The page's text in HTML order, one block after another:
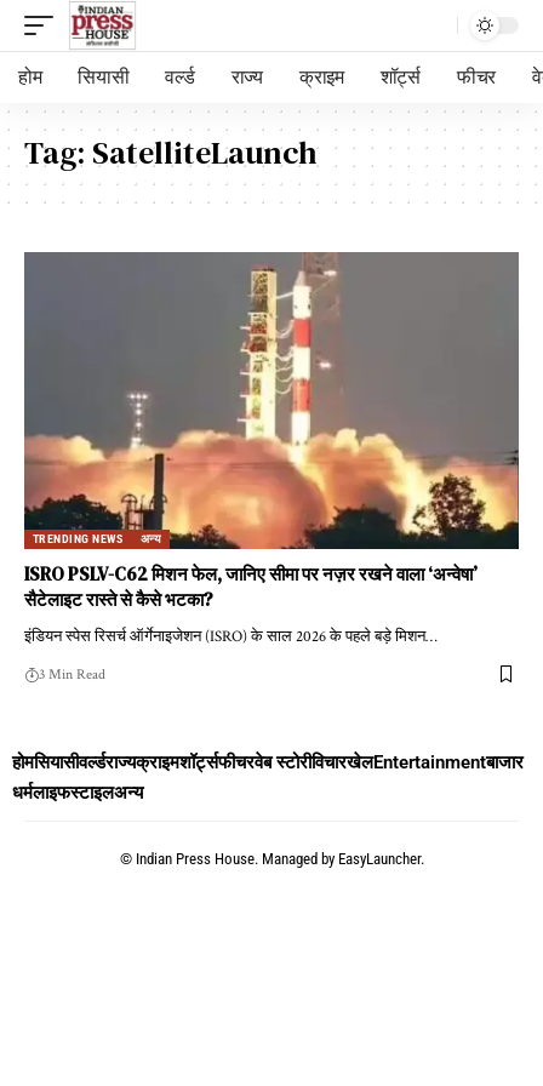
होम सियासी वर्ल्ड राज्य क्राइम शॉर्ट्स फीचर
Tag: SatelliteLaunch
TRENDING NEWS अन्य
ISRO PSLV-C62 मिशन फेल, जानिए सीमा पर नज़र रखने वाला ‘अन्वेषा’
सैटेलाइट रास्ते से कैसे भटका?
इंडियन स्पेस रिसर्च ऑर्गेनाइजेशन (ISRO) के साल 2026 के पहले बड़े मिशन…
3 Min Read
होमसियासीवर्ल्डराज्यक्राइमशॉर्ट्सफीचरवेब स्टोरीविचारखेलEntertainmentबाजार
धर्मलाइफस्टाइलअन्य
© Indian Press House. Managed by EasyLauncher.